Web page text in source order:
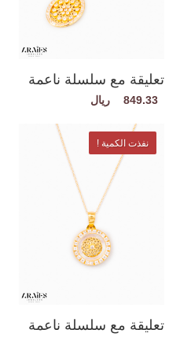
تعليقة مع سلسلة ناعمة
849.33
نفذت الكمية !
تعليقة مع سلسلة ناعمة